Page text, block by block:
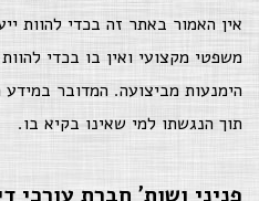
אין האמור באתר זה בכדי להוות
משפטי מקצועי ואין בו בכדי
הימנעות מביצועה. המדובר
תוך הנגשתו למי שאינו בקיא בו.
פניני ושות' חברת עורכי